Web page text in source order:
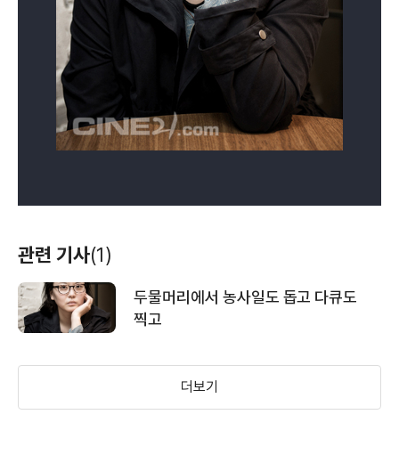
관련 기사(1)
두물머리에서 농사일도 돕고 다큐도
찍고
더보기